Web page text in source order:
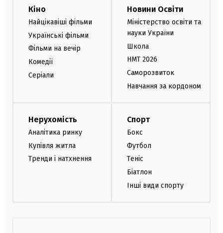
Кіно
Найцікавіші фільми
Українські фільми
Фільми на вечір
Комедії
Серіали
Новини Освіти
Міністерство освіти та
науки України
Школа
НМТ 2026
Саморозвиток
Навчання за кордоном
Нерухомість
Аналітика ринку
Купівля житла
Тренди і натхнення
Спорт
Бокс
Футбол
Теніс
Біатлон
Інші види спорту